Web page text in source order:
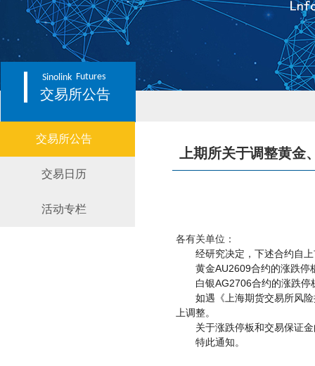
Sinolink Futures
交易所公告
交易所公告
交易日历
活动专栏
上期所关于调整黄金
各有关单位：
经研究决定，下述合约自
黄金AU2609合约的涨跌停
白银AG2706合约的涨跌停
如遇《上海期货交易所风
上调整。
关于涨跌停板和交易保证
特此通知。